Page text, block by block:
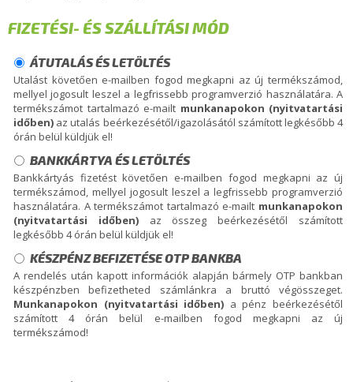
FIZETÉSI- ÉS SZÁLLÍTÁSI MÓD
ÁTUTALÁS ÉS LETÖLTÉS
Utalást követően e-mailben fogod megkapni az új termékszámod,
mellyel jogosult leszel a legfrissebb programverzió használatára. A
termékszámot tartalmazó e-mailt munkanapokon (nyitvatartási
időben) az utalás beérkezésétől/igazolásától számított legkésőbb 4
órán belül küldjük el!
BANKKÁRTYA ÉS LETÖLTÉS
Bankkártyás fizetést követően e-mailben fogod megkapni az új
termékszámod, mellyel jogosult leszel a legfrissebb programverzió
használatára. A termékszámot tartalmazó e-mailt munkanapokon
(nyitvatartási időben)az összeg beérkezésétől számított
legkésőbb 4 órán belül küldjük el!
KÉSZPÉNZ BEFIZETÉSE OTP BANKBA
A rendelés után kapott információk alapján bármely OTP bankban
készpénzben befizetheted számlánkra a bruttó végösszeget.
Munkanapokon (nyitvatartási időben) a pénz beérkezésétől
számított 4 órán belül e-mailben fogod megkapni az új
termékszámod!